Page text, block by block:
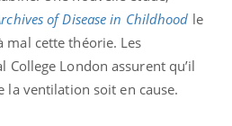
of Disease in Childhood le
mal cette théorie. Les
College London assurent qu’il
la ventilation soit en cause.